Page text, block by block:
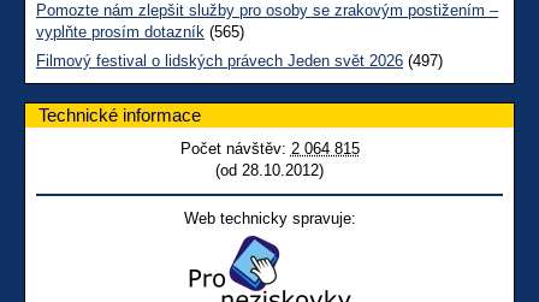
Pomozte nám zlepšit služby pro osoby se zrakovým postižením –
vyplňte prosím dotazník (565)
Filmový festival o lidských právech Jeden svět 2026 (497)
Technické informace
Počet návštěv: 2 064 815
(od 28.10.2012)
Web technicky spravuje: